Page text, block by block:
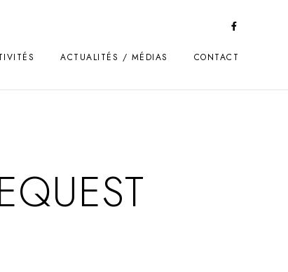
ACTUALITÉS / MÉDIAS CONTACT